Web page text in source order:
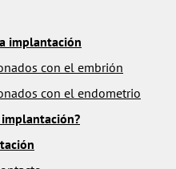
implantación
con el embrión
con el endometrio